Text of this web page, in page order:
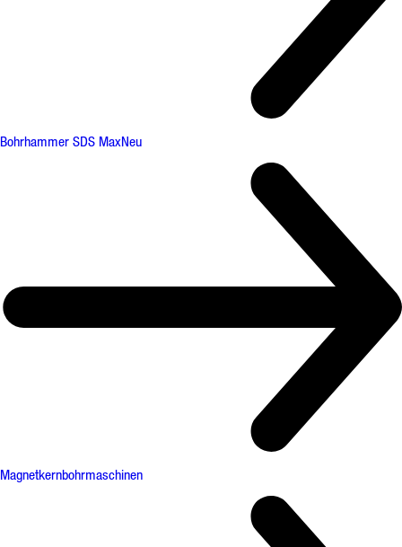
Bohrhammer SDS MaxNeu
Magnetkernbohrmaschinen